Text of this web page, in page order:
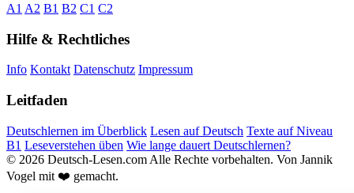
A1 A2 B1 B2 C1 C2
Hilfe & Rechtliches
Info Kontakt Datenschutz Impressum
Leitfaden
Deutschlernen im Überblick Lesen auf Deutsch Texte auf Niveau
B1 Leseverstehen üben Wie lange dauert Deutschlernen?
© 2026 Deutsch-Lesen.com Alle Rechte vorbehalten. Von Jannik
Vogel mit ❤️ gemacht.